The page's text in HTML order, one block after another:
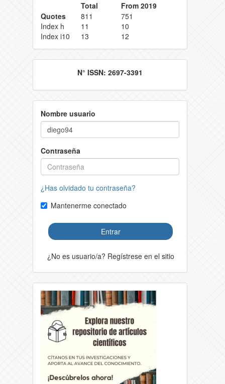
Total
From 2019
Quotes
811
751
Index h
11
10
Index i10
13 12
N° ISSN: 2697-3391
Nombre usuario
Contraseña
¿Has olvidado tu contraseña?
Mantenerme conectado
Entrar
¿No es usuario/a? Regístrese en el sitio